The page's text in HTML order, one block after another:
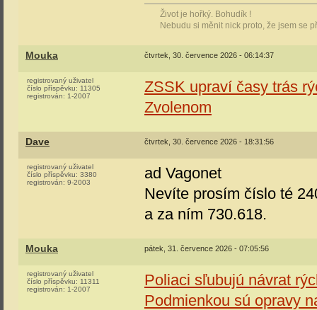
Život je hořký. Bohudík !
Nebudu si měnit nick proto, že jsem se
Mouka čtvrtek, 30. července 2026 - 06:14:37
registrovaný uživatel
číslo příspěvku: 11305
registrován: 1-2007
ZSSK upraví časy trás
Zvolenom
Dave čtvrtek, 30. července 2026 - 18:31:56
registrovaný uživatel
číslo příspěvku: 3380
registrován: 9-2003
ad Vagonet
Nevíte prosím číslo té
a za ním 730.618.
Mouka pátek, 31. července 2026 - 07:05:56
registrovaný uživatel
číslo příspěvku: 11311
registrován: 1-2007
Poliaci sľubujú návrat
Podmienkou sú opravy